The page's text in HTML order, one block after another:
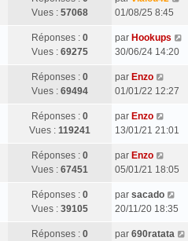
Vues : 57068
01/08/25 8:45
Réponses : 0
Vues : 69275
par Hookups
30/06/24 14:20
Réponses : 0
Vues : 69494
par Enzo
01/01/22 12:27
Réponses : 0
Vues : 119241
par Enzo
13/01/21 21:01
Réponses : 0
Vues : 67451
par Enzo
05/01/21 18:05
Réponses : 0
Vues : 39105
par sacado
20/11/20 18:35
Réponses : 0
par 690ratata